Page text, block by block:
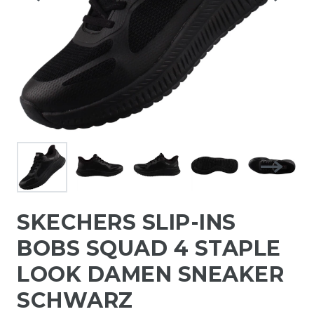
SKECHERS SLIP-INS
BOBS SQUAD 4 STAPLE
LOOK DAMEN SNEAKER
SCHWARZ